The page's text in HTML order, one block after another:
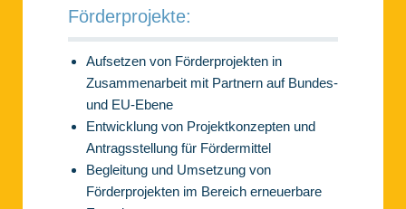
Förderprojekte:
Aufsetzen von Förderprojekten in
Zusammenarbeit mit Partnern auf Bundes-
und EU-Ebene
Entwicklung von Projektkonzepten und
Antragsstellung für Fördermittel
Begleitung und Umsetzung von
Förderprojekten im Bereich erneuerbare